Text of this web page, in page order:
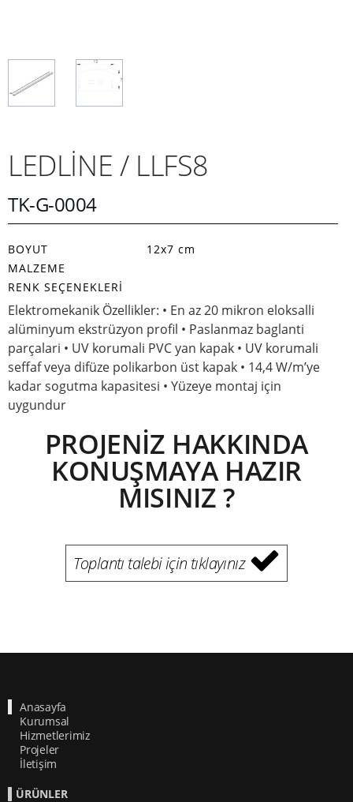
LEDLİNE / LLFS8
TK-G-0004
BOYUT
12x7 cm
MALZEME
RENK SEÇENEKLERI
Elektromekanik Özellikler: • En az 20 mikron eloksalli
alüminyum ekstrüzyon profil • Paslanmaz baglanti
parçalari • UV korumali PVC yan kapak • UV korumali
seffaf veya difüze polikarbon üst kapak • 14,4 W/m’ye
kadar sogutma kapasitesi • Yüzeye montaj için
uygundur
PROJENİZ HAKKINDA
KONUŞMAYA HAZIR
MISINIZ ?
Toplantı talebi için tıklayınız
Anasayfa
Kurumsal
Hizmetlerimiz
Projeler
İletişim
ÜRÜNLER